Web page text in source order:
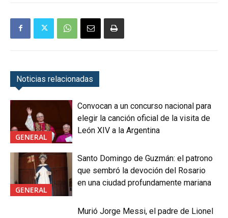
Noticias relacionadas
GENERAL
Convocan a un concurso nacional para
elegir la canción oficial de la visita de
León XIV a la Argentina
GENERAL
Santo Domingo de Guzmán: el patrono
que sembró la devoción del Rosario
en una ciudad profundamente mariana
Murió Jorge Messi, el padre de Lionel